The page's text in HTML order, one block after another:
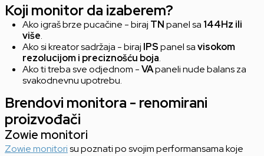
Koji monitor da izaberem?
Ako igraš brze pucačine - biraj TNpanel sa 144Hz ili
više.
Ako si kreator sadržaja - biraj IPSpanel savisokom
rezolucijom i preciznošću boja.
Ako ti treba sve odjednom -VApaneli nude balans za
svakodnevnu upotrebu.
Brendovi monitora - renomirani
proizvođači
Zowie monitori
Zowie monitorisu poznati po svojim performansama koje